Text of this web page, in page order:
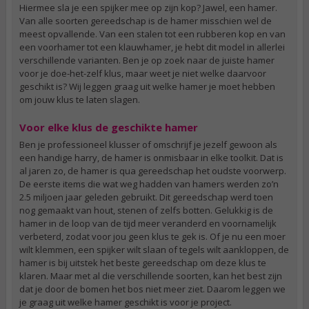
Hiermee sla je een spijker mee op zijn kop? Jawel, een hamer.
Van alle soorten gereedschap is de hamer misschien wel de
meest opvallende. Van een stalen tot een rubberen kop en van
een voorhamer tot een klauwhamer, je hebt dit model in allerlei
verschillende varianten. Ben je op zoek naar de juiste hamer
voor je doe-het-zelf klus, maar weet je niet welke daarvoor
geschikt is? Wij leggen graag uit welke hamer je moet hebben
om jouw klus te laten slagen.
Voor elke klus de geschikte hamer
Ben je professioneel klusser of omschrijf je jezelf gewoon als
een handige harry, de hamer is onmisbaar in elke toolkit. Dat is
al jaren zo, de hamer is qua gereedschap het oudste voorwerp.
De eerste items die wat weg hadden van hamers werden zo’n
2.5 miljoen jaar geleden gebruikt. Dit gereedschap werd toen
nog gemaakt van hout, stenen of zelfs botten. Gelukkig is de
hamer in de loop van de tijd meer veranderd en voornamelijk
verbeterd, zodat voor jou geen klus te gek is. Of je nu een moer
wilt klemmen, een spijker wilt slaan of tegels wilt aankloppen, de
hamer is bij uitstek het beste gereedschap om deze klus te
klaren. Maar met al die verschillende soorten, kan het best zijn
dat je door de bomen het bos niet meer ziet. Daarom leggen we
je graag uit welke hamer geschikt is voor je project.